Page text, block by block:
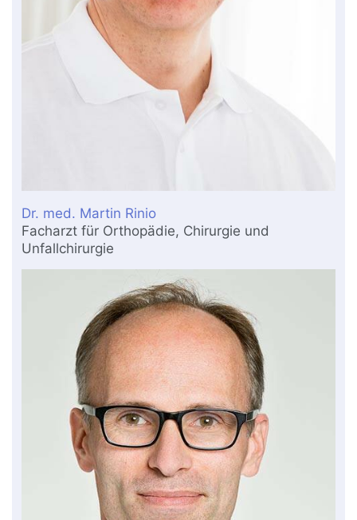
Dr. med. Martin Rinio
Facharzt für Orthopädie, Chirurgie und
Unfallchirurgie